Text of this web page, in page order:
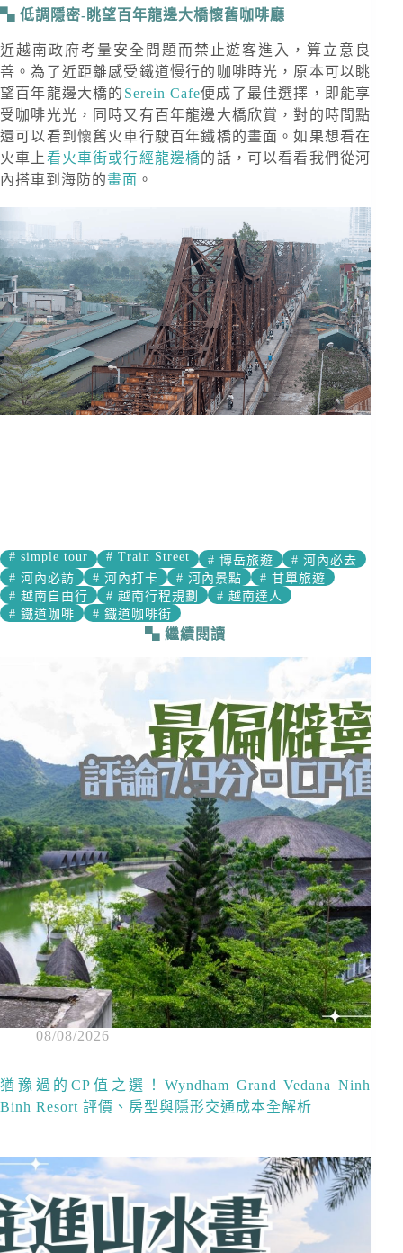
低調隱密-眺望百年龍邊大橋懷舊咖啡廳
近越南政府考量安全問題而禁止遊客進入，算立意良
善。為了近距離感受鐵道慢行的咖啡時光，原本可以眺
望百年龍邊大橋的 Serein Cafe便成了最佳選擇，即能享
受咖啡光光，同時又有百年龍邊大橋欣賞，對的時間點
還可以看到懷舊火車行駛百年鐵橋的畫面。如果想看在
火車上 看火車街或行經龍邊橋的話，可以看看我們從河
內搭車到海防的畫面 。
# simple tour # Train Street # 博岳旅遊 # 河內必去
# 河內必訪 # 河內打卡 # 河內景點 # 甘單旅遊
# 越南自由行 # 越南行程規劃 # 越南達人
# 鐵道咖啡 # 鐵道咖啡街
繼續閱讀
08/08/2026
猶豫過的CP值之選！Wyndham Grand Vedana Ninh
Binh Resort 評價、房型與隱形交通成本全解析